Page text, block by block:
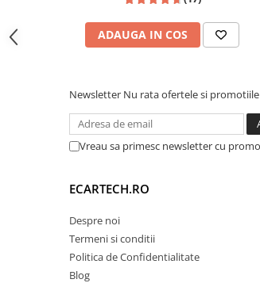
Lumini Ambientale
Cabluri Audio
Pompe transfer
Intretinere auto
Camera Endoscop
Trusa cale distributie
Echipamente service auto
Huse volan
Unitatea este echipată
pe partea din spate.
(prevenind blocarea
intensă (navigație + muzică
10.1 Inch
ADAUGA IN COS
Newsletter Nu rata ofertele si
Vreau sa primesc newsletter cu
ECARTECH.RO
Despre noi
Termeni si conditii
Politica de Confidentialitate
Blog